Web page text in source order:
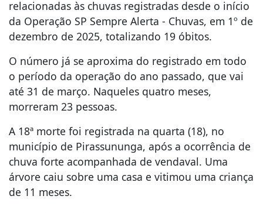
relacionadas às chuvas registradas desde o início
da Operação SP Sempre Alerta - Chuvas, em 1º de
dezembro de 2025, totalizando 19 óbitos.
O número já se aproxima do registrado em todo
o período da operação do ano passado, que vai
até 31 de março. Naqueles quatro meses,
morreram 23 pessoas.
A 18ª morte foi registrada na quarta (18), no
município de Pirassununga, após a ocorrência de
chuva forte acompanhada de vendaval. Uma
árvore caiu sobre uma casa e vitimou uma criança
de 11 meses.